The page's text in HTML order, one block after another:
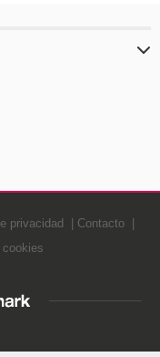
privacidad
Contacto
cookies